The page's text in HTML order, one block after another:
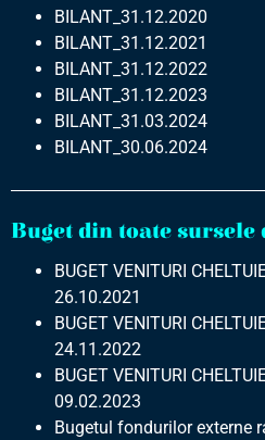
BILANT_31.12.2020
BILANT_31.12.2021
BILANT_31.12.2022
BILANT_31.12.2023
BILANT_31.03.2024
BILANT_30.06.2024
Buget din toate sursele
BUGET VENITURI
26.10.2021
BUGET VENITURI
24.11.2022
BUGET VENITURI
09.02.2023
Bugetul fondurilor externe